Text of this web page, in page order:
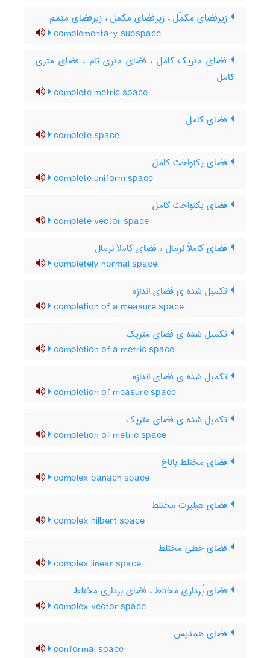
زیرفضای مکمّل ، زیرفضای مکمل ، زیرفضای متمم
complementary subspace
فضای متریک کامل ، فضای متری تام ، فضای متری
کامل
complete metric space
فضای کامل
complete space
فضای یکنواخت کامل
complete uniform space
فضای یکنواخت کامل
complete vector space
فضای کاملاً نرمال ، فضای کاملا نرمال
completely normal space
تکمیل شده ی فضای اندازه
completion of a measure space
تکمیل شده ی فضای متریک
completion of a metric space
تکمیل شده ی فضای اندازه
completion of measure space
تکمیل شده ی فضای متریک
completion of metric space
فضای مختلط باناخ
complex banach space
فضای هیلبرت مختلط
complex hilbert space
فضای خطی مختلط
complex linear space
فضای بُرداری مختلط ، فضای برداری مختلط
complex vector space
فضای همدیس
conformal space